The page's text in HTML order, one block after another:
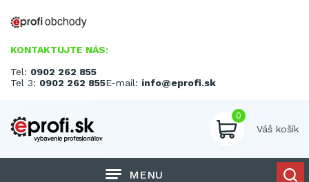
KONTAKTUJTE NÁS:
Tel: 0902 262 855
Tel 3: 0902 262 855E-mail: info@eprofi.sk
0
Váš košík
MENU